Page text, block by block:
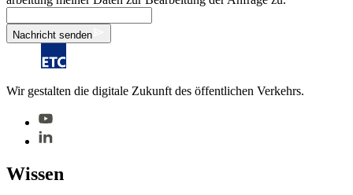
Nachricht senden
Wir gestalten die digitale Zukunft des öffentlichen Verkehrs.
Wis­sen